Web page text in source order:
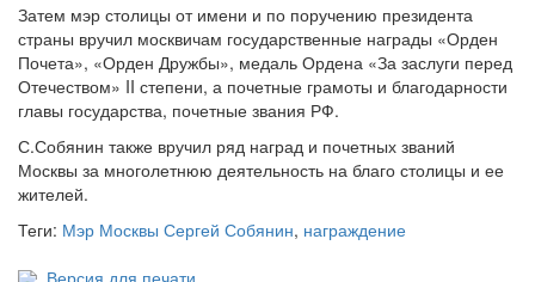
Затем мэр столицы от имени и по поручению президента
страны вручил москвичам государственные награды «Орден
Почета», «Орден Дружбы», медаль Ордена «За заслуги перед
Отечеством» II степени, а почетные грамоты и благодарности
главы государства, почетные звания РФ.
С.Собянин также вручил ряд наград и почетных званий
Москвы за многолетнюю деятельность на благо столицы и ее
жителей.
Теги: Мэр Москвы Сергей Собянин, награждение
Версия для печати